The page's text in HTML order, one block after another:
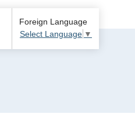
Foreign Language
Select Language ▼